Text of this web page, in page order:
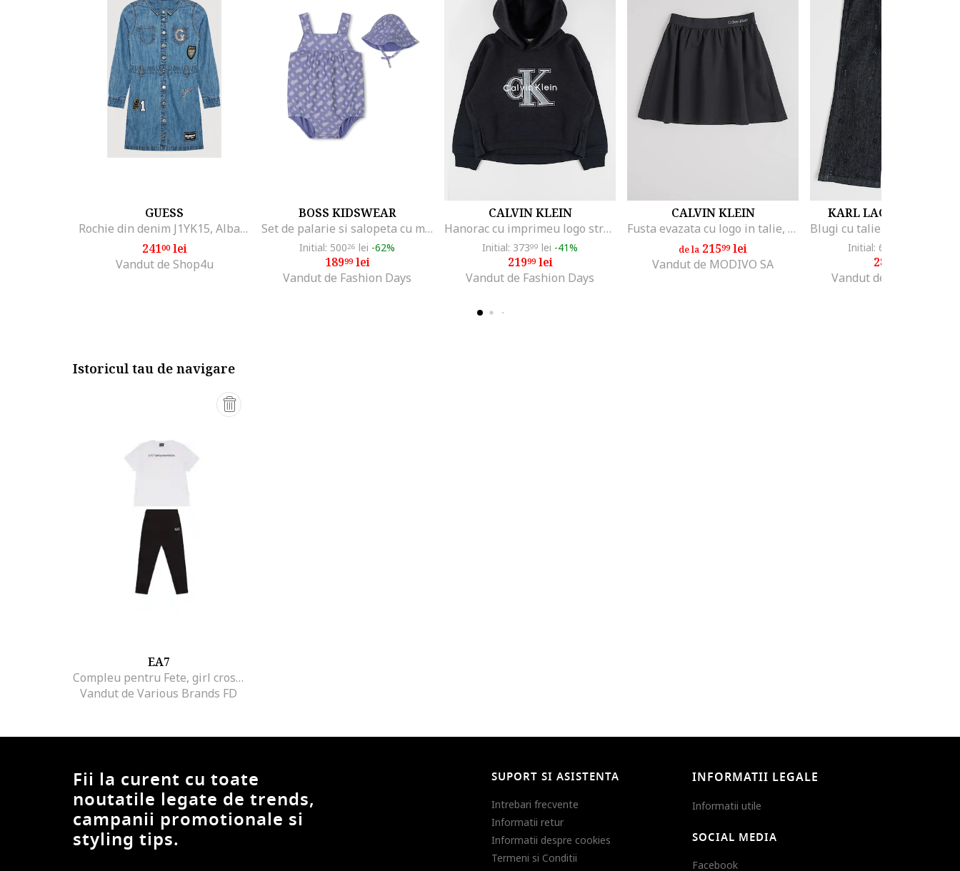
GUESS
Rochie din denim J1YK15, Albastru
24100lei
Vandut de Shop4u
BOSS KIDSWEAR
Set de palarie si salopeta cu model, Albastru prafuit
Initial: 50026 lei -62%
18999lei
Vandut de Fashion Days
CALVIN KLEIN
Hanorac cu imprimeu logo stralucitor, Negru
Initial: 37399 lei -41%
21999lei
Vandut de Fashion Days
CALVIN KLEIN
Fusta evazata cu logo in talie, Negru
de la 21599lei
Vandut de MODIVO SA
KARL LAGERFELD
Initial: 684
289
Vandut de Fashion Days
Istoricul tau de navigare
EA7
Compleu pentru Fete, girl crossover tee leggings kit, 7G000071-AF12503-M0003, Alb, Alb
Vandut de Various Brands FD
Fii la curent cu toate
noutatile legate de trends,
campanii promotionale si
styling tips.
SUPORT SI ASISTENTA
Intrebari frecvente
Informatii retur
Informatii despre cookies
Termeni si Conditii
INFORMATII LEGALE
Informatii utile
SOCIAL MEDIA
Facebook